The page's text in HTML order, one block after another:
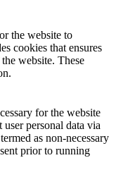
the website to
cookies that ensures
website. These
for the website
personal data via
as non-necessary
prior to running